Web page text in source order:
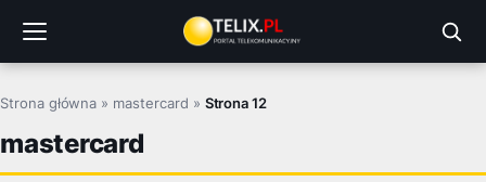
treści
Strona główna » mastercard » Strona 12
mastercard